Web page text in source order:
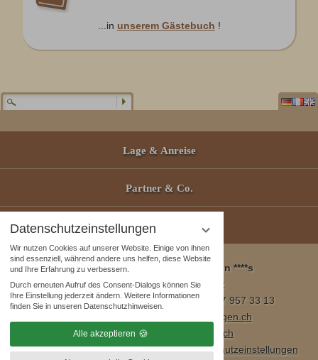
Datenschutzeinstellungen
Wir nutzen Cookies auf unserer Website. Einige von ihnen
sind essenziell, während andere uns helfen, diese Website
und Ihre Erfahrung zu verbessern.
Durch erneuten Aufruf des Consent-Dialogs können Sie
Ihre Einstellung jederzeit ändern. Weitere Informationen
finden Sie in unseren Datenschutzhinweisen.
Alle akzeptieren
...in unserem Gästebuch !
Lage & Anreise
Partner & Co.
Gutscheine
Wellness & Spa Pirmin Zurbriggen ****s
3905 Saas Almagell, Schweiz
Tel. +41 (0)27 957 23 01 / Fax +41 (0)27 957 33 13
info@wellnesshotel-zurbriggen.ch
www.wellnesshotel-zurbriggen.ch
Impressum|Datenschutzhinweise|Datenschutzeinstellungen